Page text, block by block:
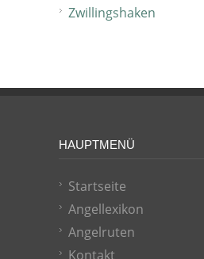
Zwillingshaken
HAUPTMENÜ
Startseite
Angellexikon
Angelruten
Kontakt